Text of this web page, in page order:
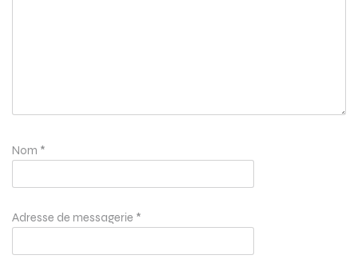
Nom *
Adresse de messagerie *